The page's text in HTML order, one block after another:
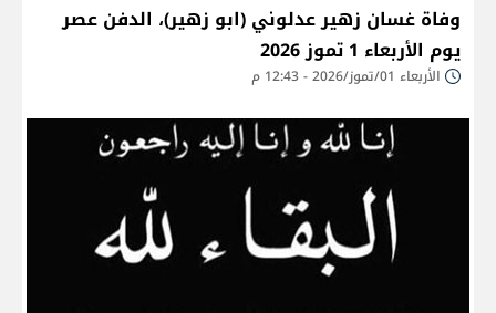
وفاة غسان زهير عدلوني (ابو زهير)، الدفن عصر
يوم الأربعاء 1 تموز 2026
الأربعاء 01/تموز/2026 - 12:43 م